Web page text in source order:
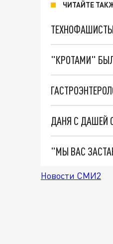
ЧИТАЙТЕ
ТЕХНОФАШИСТЫ
"КРОТАМИ"
ДАНЯ С ДАШЕЙ
Новости СМИ2